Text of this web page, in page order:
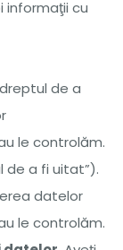
informaţii cu
de a
le controlăm.
de a fi uitat”).
datelor
le controlăm.